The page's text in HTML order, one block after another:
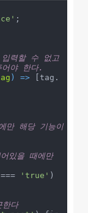
력할 수 없고
어야 한다.
) => [tag.
해당 기능이
있을 때에만
'true' )
다